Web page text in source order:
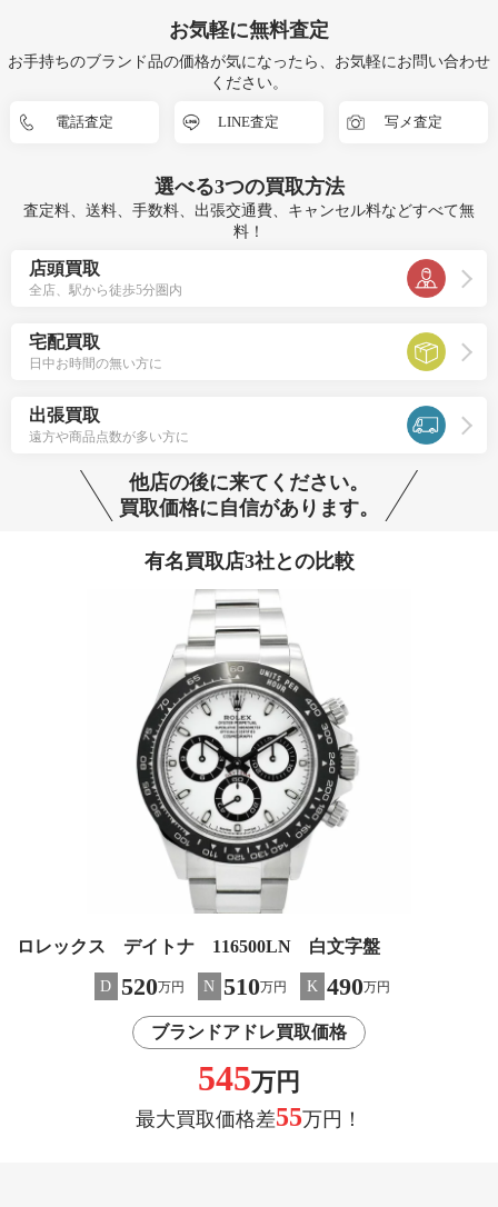
お気軽に無料査定
お手持ちのブランド品の価格が気になったら、お気軽にお問い合わせ
ください。
電話査定 LINE査定 写メ査定
選べる3つの買取方法
査定料、送料、手数料、出張交通費、キャンセル料などすべて無
料！
店頭買取
全店、駅から徒歩5分圏内
宅配買取
日中お時間の無い方に
出張買取
遠方や商品点数が多い方に
他店の後に来てください。
買取価格に自信があります。
有名買取店3社との比較
ロレックス デイトナ 116500LN 白文字盤
D 520万円 N 510万円 K 490万円
ブランドアドレ買取価格
545万円
最大買取価格差55万円！